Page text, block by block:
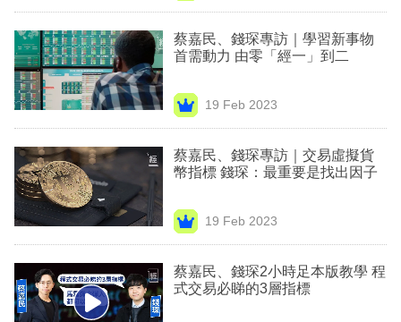
欄
訂
閱
區
蔡嘉民、錢琛專訪｜學習新事物
首需動力 由零「經一」到二
19 Feb 2023
蔡嘉民、錢琛專訪｜交易虛擬貨
幣指標 錢琛：最重要是找出因子
19 Feb 2023
蔡嘉民、錢琛2小時足本版教學 程
式交易必睇的3層指標